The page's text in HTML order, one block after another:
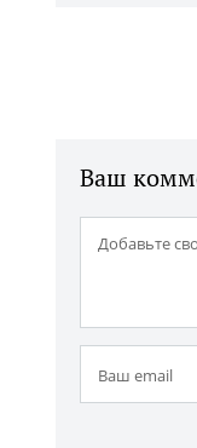
Ваш